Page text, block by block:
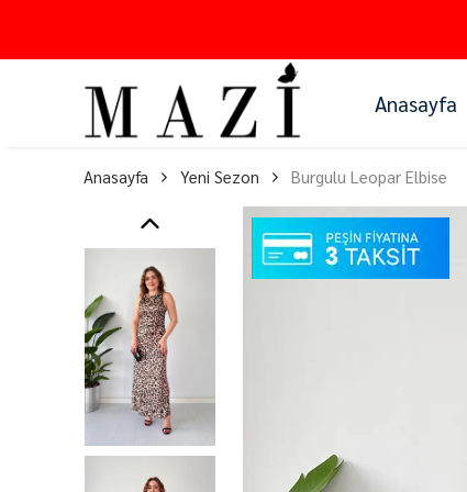
Anasayfa
Anasayfa Yeni Sezon Burgulu Leopar Elbise